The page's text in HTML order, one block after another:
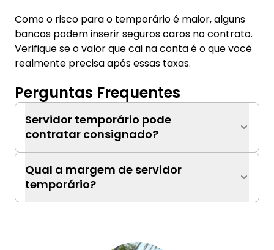
Como o risco para o temporário é maior, alguns
bancos podem inserir seguros caros no contrato.
Verifique se o valor que cai na conta é o que você
realmente precisa após essas taxas.
Perguntas Frequentes
Servidor temporário pode
contratar consignado?
Qual a margem de servidor
temporário?